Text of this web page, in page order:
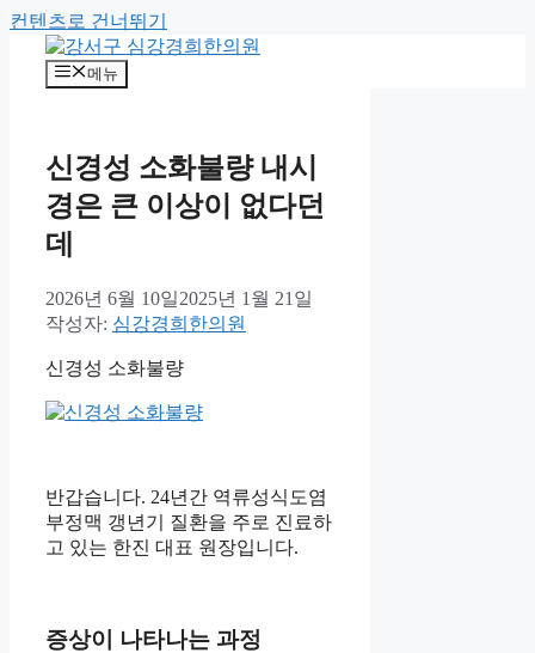
컨텐츠로 건너뛰기
메뉴
신경성 소화불량 내시
경은 큰 이상이 없다던
데
2026년 6월 10일2025년 1월 21일
작성자: 심강경희한의원
신경성 소화불량
반갑습니다. 24년간 역류성식도염
부정맥 갱년기 질환을 주로 진료하
고 있는 한진 대표 원장입니다.
증상이 나타나는 과정